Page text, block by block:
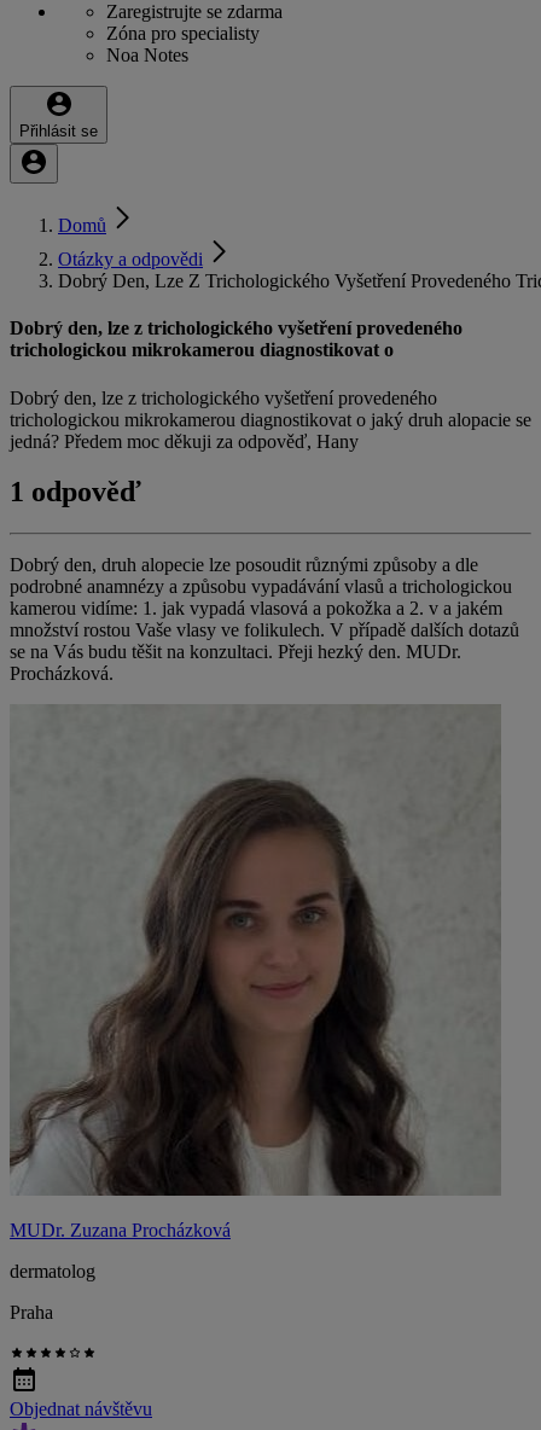
Zaregistrujte se zdarma
Zóna pro specialisty
Noa Notes
Přihlásit se
Domů
Otázky a odpovědi
Dobrý Den, Lze Z Trichologického Vyšetření Provedeného
Dobrý den, lze z trichologického vyšetření provedeného
trichologickou mikrokamerou diagnostikovat o
Dobrý den, lze z trichologického vyšetření provedeného
trichologickou mikrokamerou diagnostikovat o jaký druh alopacie se
jedná? Předem moc děkuji za odpověď, Hany
1 odpověď
Dobrý den, druh alopecie lze posoudit různými způsoby a dle
podrobné anamnézy a způsobu vypadávání vlasů a trichologickou
kamerou vidíme: 1. jak vypadá vlasová a pokožka a 2. v a jakém
množství rostou Vaše vlasy ve folikulech. V případě dalších dotazů
se na Vás budu těšit na konzultaci. Přeji hezký den. MUDr.
Procházková.
MUDr. Zuzana Procházková
dermatolog
Praha
Objednat návštěvu